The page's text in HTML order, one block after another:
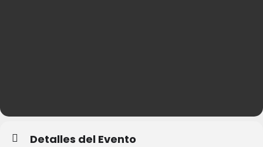
Detalles del Evento